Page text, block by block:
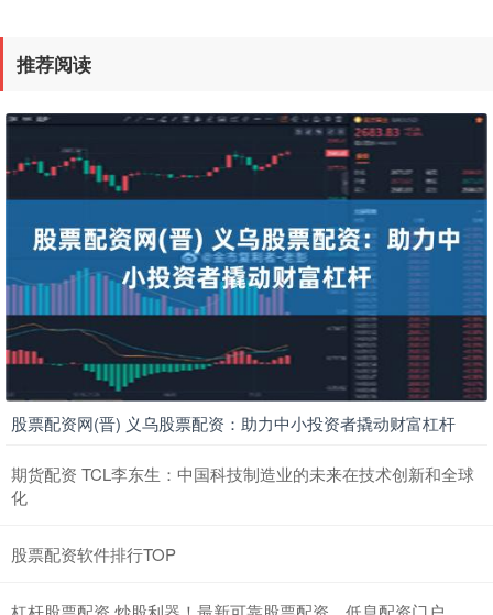
推荐阅读
股票配资网(晋) 义乌股票配资：助力中小投资者撬动财富杠杆
期货配资 TCL李东生：中国科技制造业的未来在技术创新和全球
化
股票配资软件排行TOP